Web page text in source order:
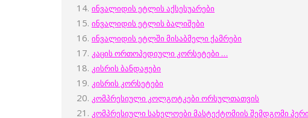
ინვალიდის ეტლის აქსესუარები
ინვალიდის ეტლის ბალიშები
ინვალიდის ეტლში მისაბმელი ქამრები
კაცის ორთოპედიული კორსეტები …
კისრის ბანდაჟები
კისრის კორსეტები
კომპრესიული კოლგოტკები ორსულთათვის
კომპრესიული სახელოები მასტექტომიის შემდგომი